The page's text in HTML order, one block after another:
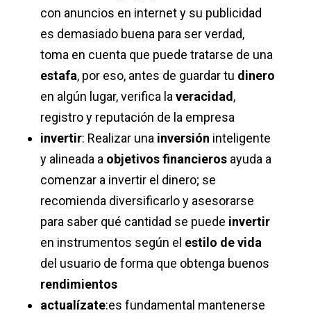
con anuncios en internet y su publicidad
es demasiado buena para ser verdad,
toma en cuenta que puede tratarse de una
estafa, por eso, antes de guardar tu dinero
en algún lugar, verifica la veracidad,
registro y reputación de la empresa
invertir: Realizar una inversión inteligente
y alineada a objetivos financieros ayuda a
comenzar a invertir el dinero; se
recomienda diversificarlo y asesorarse
para saber qué cantidad se puede invertir
en instrumentos según el estilo de vida
del usuario de forma que obtenga buenos
rendimientos
actualízate:es fundamental mantenerse